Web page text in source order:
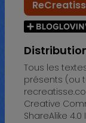
Tous les
présents (ou
Creative
ShareAlike